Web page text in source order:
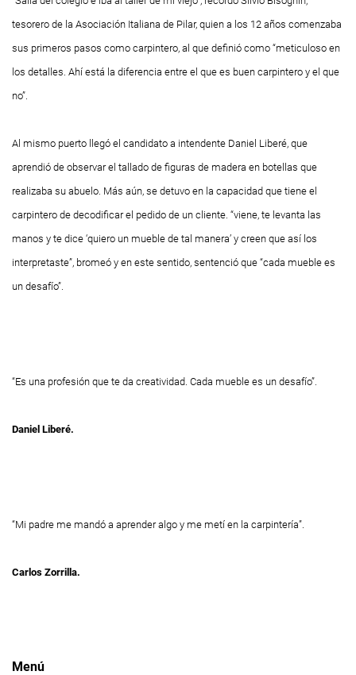
tesorero de la Asociación Italiana de Pilar, quien a los 12 años comenzaba
sus primeros pasos como carpintero, al que definió como “meticuloso en
los detalles. Ahí está la diferencia entre el que es buen carpintero y el que
no”.
Al mismo puerto llegó el candidato a intendente Daniel Liberé, que
aprendió de observar el tallado de figuras de madera en botellas que
realizaba su abuelo. Más aún, se detuvo en la capacidad que tiene el
carpintero de decodificar el pedido de un cliente. “viene, te levanta las
manos y te dice ‘quiero un mueble de tal manera’ y creen que así los
interpretaste”, bromeó y en este sentido, sentenció que “cada mueble es
un desafío”.
“Es una profesión que te da creatividad. Cada mueble es un desafío”.
Daniel Liberé.
“Mi padre me mandó a aprender algo y me metí en la carpintería”.
Carlos Zorrilla.
Menú